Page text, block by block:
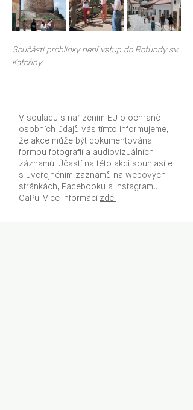
Součástí prohlídky není vstup do Rotundy sv.
Kateřiny.
V souladu s nařízením EU o ochraně
osobních údajů vás tímto informujeme,
že akce může být dokumentována
formou fotografií a audiovizuálních
záznamů. Účastí na této akci souhlasíte
s uveřejněním záznamů na webových
stránkách, Facebooku a Instagramu
GaPu. Více informací zde.